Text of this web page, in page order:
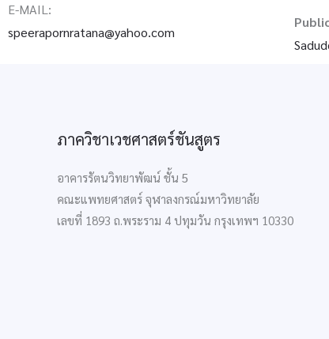
E-MAIL:
speerapornratana@yahoo.com
ภาควิชาเวชศาสตร์ชันสูตร
อาคารรัตนวิทยาพัฒน์ ชั้น 5
คณะแพทยศาสตร์ จุฬาลงกรณ์มหาวิทยาลัย
เลขที่ 1893 ถ.พระราม 4 ปทุมวัน กรุงเทพฯ 10330